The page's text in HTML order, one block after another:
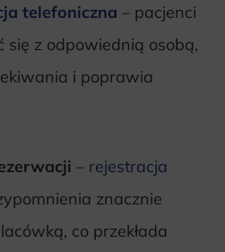
telefoniczna – pacjenci
się z odpowiednią osobą,
i poprawia
– rejestracja
znacznie
co przekłada